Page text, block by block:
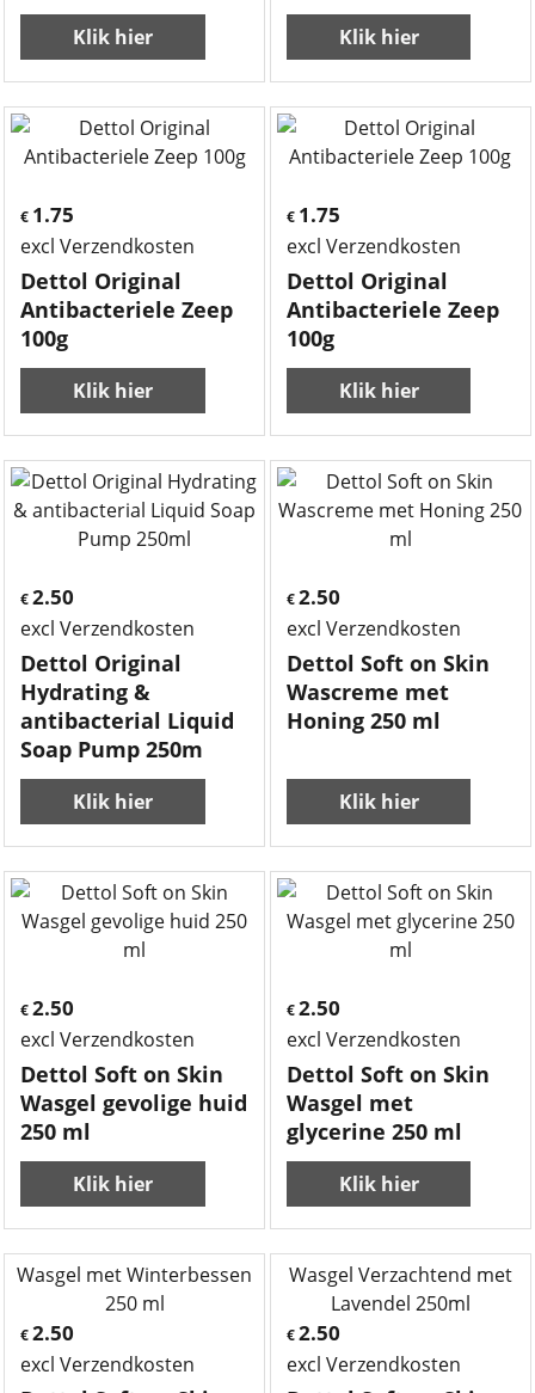
Klik hier Klik hier
€ 1.75
excl Verzendkosten
Dettol Original
Antibacteriele Zeep
100g
Klik hier
€ 1.75
excl Verzendkosten
Dettol Original
Antibacteriele Zeep
100g
Klik hier
€ 2.50
excl Verzendkosten
Dettol Original
Hydrating &
antibacterial Liquid
Soap Pump 250m
Klik hier
€2.50
excl Verzendkosten
Dettol Soft on Skin
Wascreme met
Honing 250 ml
Klik hier
€ 2.50
excl Verzendkosten
Dettol Soft on Skin
Wasgel gevolige huid
250 ml
Klik hier
€2.50
excl Verzendkosten
Dettol Soft on Skin
Wasgel met
glycerine 250 ml
Klik hier
€ 2.50
excl Verzendkosten
€2.50
excl Verzendkosten